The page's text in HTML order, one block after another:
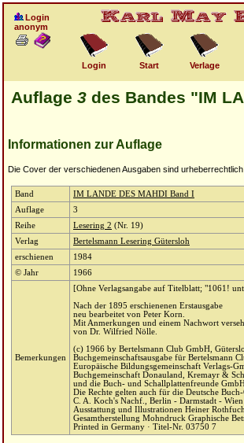
Login
anonym
Login Start Verlage
Auflage 3 des Bandes "IM
Informationen zur Auflage
Die Cover der verschiedenen Ausgaben sind
Band
IM LANDE DES MAHDI Band I
Auflage
3
Reihe
Lesering 2 (Nr. 19)
Verlag
Bertelsmann Lesering Gütersloh
erschienen
1984
© Jahr
1966
Bemerkungen
[Ohne Verlagsangabe auf Titelblatt; "1061!
Nach der 1895 erschienenen Erstausgabe
neu bearbeitet von Peter Korn.
Mit Anmerkungen und einem Nachwort
von Dr. Wilfried Nölle.
(c) 1966 by Bertelsmann Club GmbH,
Buchgemeinschaftsausgabe für Bertelsmann
Europäische Bildungsgemeinschaft Verlags-
Buchgemeinschaft Donauland, Kremayr &
und die Buch- und Schallplattenfreunde
Die Rechte gelten auch für die Deutsche
C. A. Koch's Nachf., Berlin - Darmstadt - Wien
Ausstattung und Illustrationen Heiner
Gesamtherstellung Mohndruck Graphische
Printed in Germany · Titel-Nr. 03750 7